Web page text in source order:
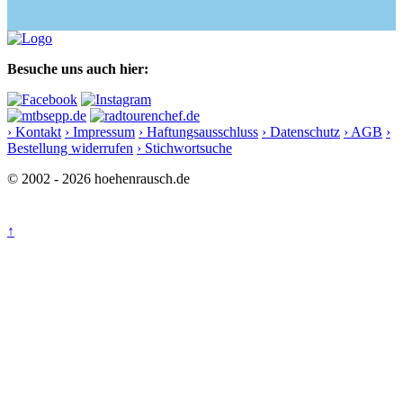
Besuche uns auch hier:
› Kontakt › Impressum › Haftungsausschluss › Datenschutz › AGB ›
Bestellung widerrufen › Stichwortsuche
© 2002 - 2026 hoehenrausch.de
↑